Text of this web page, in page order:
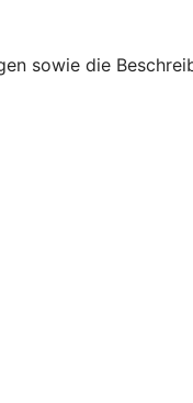
sowie die